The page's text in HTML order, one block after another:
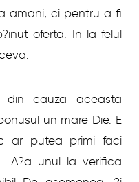
amani, ci pentru a fi
oferta. In la felul
din cauza aceasta
un mare Die. E
ar putea primi faci
A?a unul la verifica